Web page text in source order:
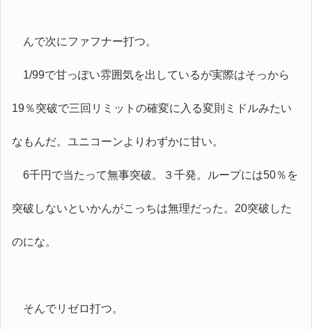
んで次にファフナー打つ。
1/99で甘っぽい雰囲気を出しているが実際はそっから
19％突破で三回リミットの確変に入る変則ミドルみたい
なもんだ。ユニコーンよりわずかに甘い。
6千円で当たって無事突破。３千発。ループには50％を
突破しないといかんがこっちは無理だった。20突破した
のにな。
そんでリゼロ打つ。